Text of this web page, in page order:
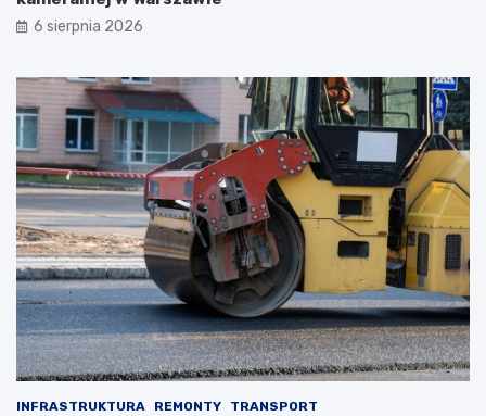
6 sierpnia 2026
INFRASTRUKTURA REMONTY TRANSPORT